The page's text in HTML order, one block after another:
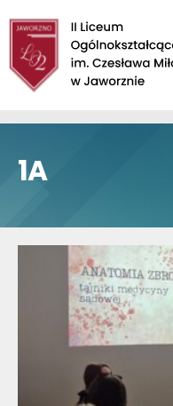
Przejdź
do
zawartości
1A